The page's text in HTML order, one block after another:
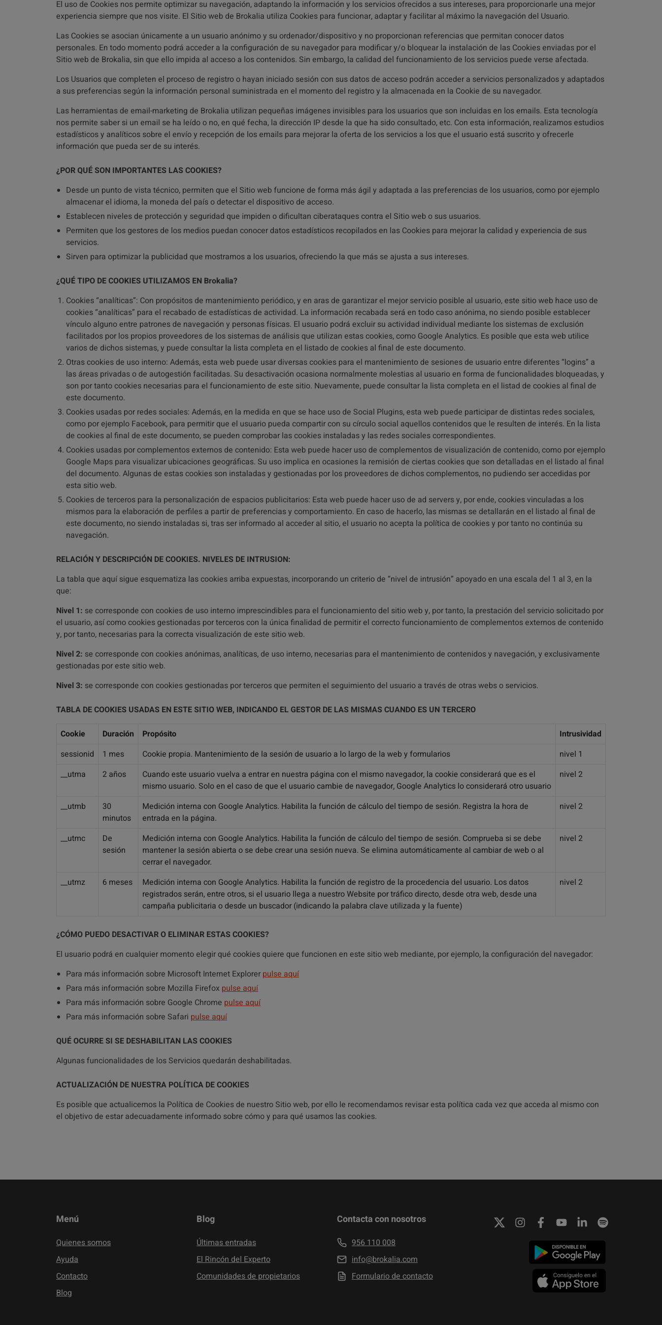
El uso de Cookies nos permite optimizar su navegación, adaptando la información y los servicios ofrecidos a sus intereses, para proporcionarle una mejor
experiencia siempre que nos visite. El Sitio web de Brokalia utiliza Cookies para funcionar, adaptar y facilitar al máximo la navegación del Usuario.
Las Cookies se asocian únicamente a un usuario anónimo y su ordenador/dispositivo y no proporcionan referencias que permitan conocer datos
personales. En todo momento podrá acceder a la configuración de su navegador para modificar y/o bloquear la instalación de las Cookies enviadas por el
Sitio web de Brokalia, sin que ello impida al acceso a los contenidos. Sin embargo, la calidad del funcionamiento de los servicios puede verse afectada.
Los Usuarios que completen el proceso de registro o hayan iniciado sesión con sus datos de acceso podrán acceder a servicios personalizados y adaptados
a sus preferencias según la información personal suministrada en el momento del registro y la almacenada en la Cookie de su navegador.
Las herramientas de email-marketing de Brokalia utilizan pequeñas imágenes invisibles para los usuarios que son incluidas en los emails. Esta tecnología
nos permite saber si un email se ha leído o no, en qué fecha, la dirección IP desde la que ha sido consultado, etc. Con esta información, realizamos estudios
estadísticos y analíticos sobre el envío y recepción de los emails para mejorar la oferta de los servicios a los que el usuario está suscrito y ofrecerle
información que pueda ser de su interés.
¿POR QUÉ SON IMPORTANTES LAS COOKIES?
Desde un punto de vista técnico, permiten que el Sitio web funcione de forma más ágil y adaptada a las preferencias de los usuarios, como por ejemplo
almacenar el idioma, la moneda del país o detectar el dispositivo de acceso.
Establecen niveles de protección y seguridad que impiden o dificultan ciberataques contra el Sitio web o sus usuarios.
Permiten que los gestores de los medios puedan conocer datos estadísticos recopilados en las Cookies para mejorar la calidad y experiencia de sus
servicios.
Sirven para optimizar la publicidad que mostramos a los usuarios, ofreciendo la que más se ajusta a sus intereses.
¿QUÉ TIPO DE COOKIES UTILIZAMOS EN Brokalia?
Cookies “analíticas”: Con propósitos de mantenimiento periódico, y en aras de garantizar el mejor servicio posible al usuario, este sitio web hace uso de
cookies “analíticas” para el recabado de estadísticas de actividad. La información recabada será en todo caso anónima, no siendo posible establecer
vínculo alguno entre patrones de navegación y personas físicas. El usuario podrá excluir su actividad individual mediante los sistemas de exclusión
facilitados por los propios proveedores de los sistemas de análisis que utilizan estas cookies, como Google Analytics. Es posible que esta web utilice
varios de dichos sistemas, y puede consultar la lista completa en el listado de cookies al final de este documento.
Otras cookies de uso interno: Además, esta web puede usar diversas cookies para el mantenimiento de sesiones de usuario entre diferentes “logins” a
las áreas privadas o de autogestión facilitadas. Su desactivación ocasiona normalmente molestias al usuario en forma de funcionalidades bloqueadas, y
son por tanto cookies necesarias para el funcionamiento de este sitio. Nuevamente, puede consultar la lista completa en el listad de cookies al final de
este documento.
Cookies usadas por redes sociales: Además, en la medida en que se hace uso de Social Plugins, esta web puede participar de distintas redes sociales,
como por ejemplo Facebook, para permitir que el usuario pueda compartir con su círculo social aquellos contenidos que le resulten de interés. En la lista
de cookies al final de este documento, se pueden comprobar las cookies instaladas y las redes sociales correspondientes.
Cookies usadas por complementos externos de contenido: Esta web puede hacer uso de complementos de visualización de contenido, como por ejemplo
Google Maps para visualizar ubicaciones geográficas. Su uso implica en ocasiones la remisión de ciertas cookies que son detalladas en el listado al final
del documento. Algunas de estas cookies son instaladas y gestionadas por los proveedores de dichos complementos, no pudiendo ser accedidas por
esta sitio web.
Cookies de terceros para la personalización de espacios publicitarios: Esta web puede hacer uso de ad servers y, por ende, cookies vinculadas a los
mismos para la elaboración de perfiles a partir de preferencias y comportamiento. En caso de hacerlo, las mismas se detallarán en el listado al final de
este documento, no siendo instaladas si, tras ser informado al acceder al sitio, el usuario no acepta la política de cookies y por tanto no continúa su
navegación.
RELACIÓN Y DESCRIPCIÓN DE COOKIES. NIVELES DE INTRUSION:
La tabla que aquí sigue esquematiza las cookies arriba expuestas, incorporando un criterio de “nivel de intrusión” apoyado en una escala del 1 al 3, en la
que:
Nivel 1: se corresponde con cookies de uso interno imprescindibles para el funcionamiento del sitio web y, por tanto, la prestación del servicio solicitado por
el usuario, así como cookies gestionadas por terceros con la única finalidad de permitir el correcto funcionamiento de complementos externos de contenido
y, por tanto, necesarias para la correcta visualización de este sitio web.
Nivel 2: se corresponde con cookies anónimas, analíticas, de uso interno, necesarias para el mantenimiento de contenidos y navegación, y exclusivamente
gestionadas por este sitio web.
Nivel 3: se corresponde con cookies gestionadas por terceros que permiten el seguimiento del usuario a través de otras webs o servicios.
TABLA DE COOKIES USADAS EN ESTE SITIO WEB, INDICANDO EL GESTOR DE LAS MISMAS CUANDO ES UN TERCERO
Cookie Duración Propósito
Intrusividad
sessionid
1 mes Cookie propia. Mantenimiento de la sesión de usuario a lo largo de la web y formularios
nivel 1
__utma
2 años
Cuando este usuario vuelva a entrar en nuestra página con el mismo navegador, la cookie considerará que es el
mismo usuario. Solo en el caso de que el usuario cambie de navegador, Google Analytics lo considerará otro usuario
nivel 2
__utmb
30
minutos
Medición interna con Google Analytics. Habilita la función de cálculo del tiempo de sesión. Registra la hora de
entrada en la página.
nivel 2
__utmc
De
sesión
Medición interna con Google Analytics. Habilita la función de cálculo del tiempo de sesión. Comprueba si se debe
mantener la sesión abierta o se debe crear una sesión nueva. Se elimina automáticamente al cambiar de web o al
cerrar el navegador.
nivel 2
__utmz 6 meses
Medición interna con Google Analytics. Habilita la función de registro de la procedencia del usuario. Los datos
registrados serán, entre otros, si el usuario llega a nuestro Website por tráfico directo, desde otra web, desde una
campaña publicitaria o desde un buscador (indicando la palabra clave utilizada y la fuente)
nivel 2
¿CÓMO PUEDO DESACTIVAR O ELIMINAR ESTAS COOKIES?
El usuario podrá en cualquier momento elegir qué cookies quiere que funcionen en este sitio web mediante, por ejemplo, la configuración del navegador:
Para más información sobre Microsoft Internet Explorer pulse aquí
Para más información sobre Mozilla Firefox pulse aquí
Para más información sobre Google Chrome pulse aquí
Para más información sobre Safari pulse aquí
QUÉ OCURRE SI SE DESHABILITAN LAS COOKIES
Algunas funcionalidades de los Servicios quedarán deshabilitadas.
ACTUALIZACIÓN DE NUESTRA POLÍTICA DE COOKIES
Es posible que actualicemos la Política de Cookies de nuestro Sitio web, por ello le recomendamos revisar esta política cada vez que acceda al mismo con
el objetivo de estar adecuadamente informado sobre cómo y para qué usamos las cookies.
Menú
Quienes somos
Ayuda
Contacto
Blog
Blog
Últimas entradas
El Rincón del Experto
Comunidades de propietarios
Contacta con nosotros
956 110 008
info@brokalia.com
Formulario de contacto